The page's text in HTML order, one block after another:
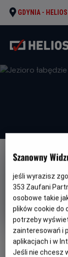
GDYNIA - HELIOS
OBSERWUJ
Szanowny
jeśli wyrazisz
353 Zaufani
osobowe takie
plików cookie do
potrzeby
zainteresowań i
aplikacjach i w
Jeśli nie chcesz